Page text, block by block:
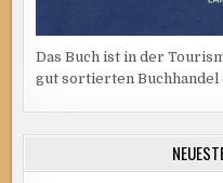
Das Buch ist in der
gut sortierten Buchhandel